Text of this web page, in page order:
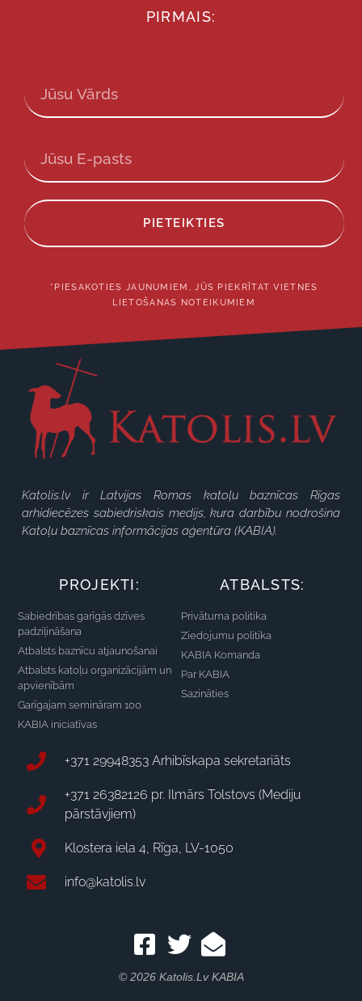
PIRMAIS:
PIETEIKTIES
*PIESAKOTIES JAUNUMIEM, JŪS PIEKRĪTAT VIETNES
LIETOŠANAS NOTEIKUMIEM
Katolis.lv ir Latvijas Romas katoļu baznīcas Rīgas
arhidiecēzes sabiedriskais medijs, kura darbību nodrošina
Katoļu baznīcas informācijas aģentūra (KABIA).
PROJEKTI:
Sabiedrības garīgās dzīves
padziļināšana
Atbalsts baznīcu atjaunošanai
Atbalsts katoļu organizācijām un
apvienībām
Garīgajam semināram 100
KABIA iniciatīvas
ATBALSTS:
Privātuma politika
Ziedojumu politika
KABIA Komanda
Par KABIA
Sazināties
+371 29948353 Arhibīskapa sekretariāts
+371 26382126 pr. Ilmārs Tolstovs (Mediju
pārstāvjiem)
Klostera iela 4, Rīga, LV-1050
info@katolis.lv
© 2026 Katolis.lv KABIA